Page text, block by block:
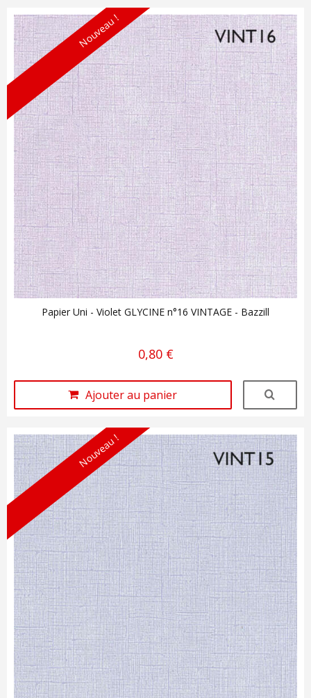
Nouveau !
Papier Uni - Violet GLYCINE n°16 VINTAGE - Bazzill
0,80 €
Ajouter au panier
Nouveau !